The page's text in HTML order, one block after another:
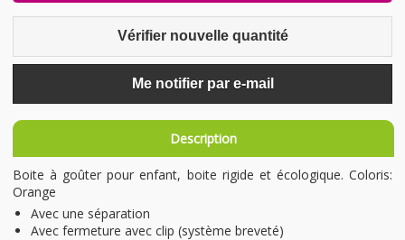
Vérifier nouvelle quantité
Me notifier par e-mail
Description
​Boite à goûter pour enfant, boite rigide et écologique. Coloris:
Orange
Avec une séparation
Avec fermeture avec clip (système breveté)